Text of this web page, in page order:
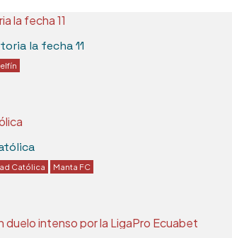
la fecha 11
Católica Manta FC